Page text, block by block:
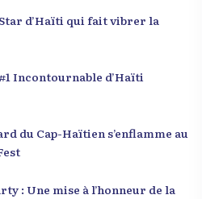
d’Haïti qui fait vibrer la
Incontournable d’Haïti
du Cap-Haïtien s’enflamme au
: Une mise à l’honneur de la